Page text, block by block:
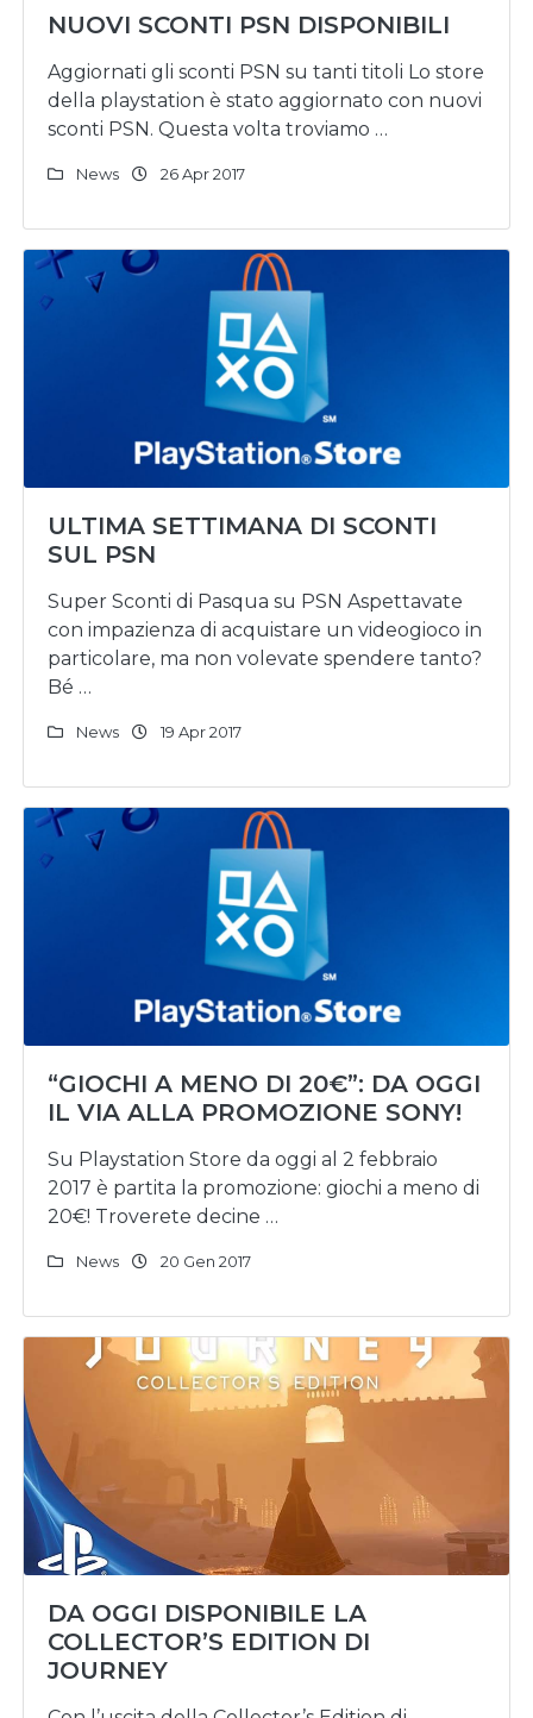
NUOVI SCONTI PSN DISPONIBILI
Aggiornati gli sconti PSN su tanti titoli Lo store
della playstation è stato aggiornato con nuovi
sconti PSN. Questa volta troviamo …
News 26 Apr 2017
ULTIMA SETTIMANA DI SCONTI
SUL PSN
Super Sconti di Pasqua su PSN Aspettavate
con impazienza di acquistare un videogioco in
particolare, ma non volevate spendere tanto?
Bé …
News 19 Apr 2017
“GIOCHI A MENO DI 20€”: DA OGGI
IL VIA ALLA PROMOZIONE SONY!
Su Playstation Store da oggi al 2 febbraio
2017 è partita la promozione: giochi a meno di
20€! Troverete decine …
News 20 Gen 2017
DA OGGI DISPONIBILE LA
COLLECTOR’S EDITION DI
JOURNEY